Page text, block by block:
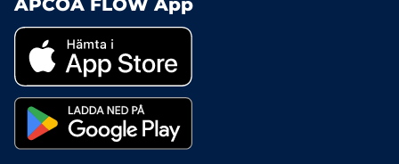
APCOA FLOW App